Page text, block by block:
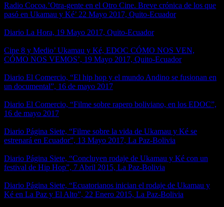
Radio Cocoa.’Otra-gente en el Otro Cine. Breve crónica de los que
pasó en Ukamau y Ké’ 22 Mayo 2017, Quito-Ecuador
Diario La Hora, 19 Mayo 2017, Quito-Ecuador
Cine 8 y Medio’ Ukamau y Ké, EDOC CÓMO NOS VEN,
CÓMO NOS VEMOS’, 19 Mayo 2017, Quito-Ecuador
Diario El Comercio, “El hip hop y el mundo Andino se fusionan en
un documental”, 16 de mayo 2017
Diario El Comercio, “Filme sobre rapero boliviano, en los EDOC”,
16 de mayo 2017
Diario Página Siete, “Filme sobre la vida de Ukamau y Ké se
estrenará en Ecuador”, 13 Mayo 2017, La Paz-Bolivia
Diario Página Siete, “Concluyen rodaje de Ukamau y Ké con un
festival de Hip Hop”, 7 Abril 2015, La Paz-Bolivia
Diario Página Siete, “Ecuatorianos inician el rodaje de Ukamau y
Ké en La Paz y El Alto”, 22 Enero 2015, La Paz-Bolivia